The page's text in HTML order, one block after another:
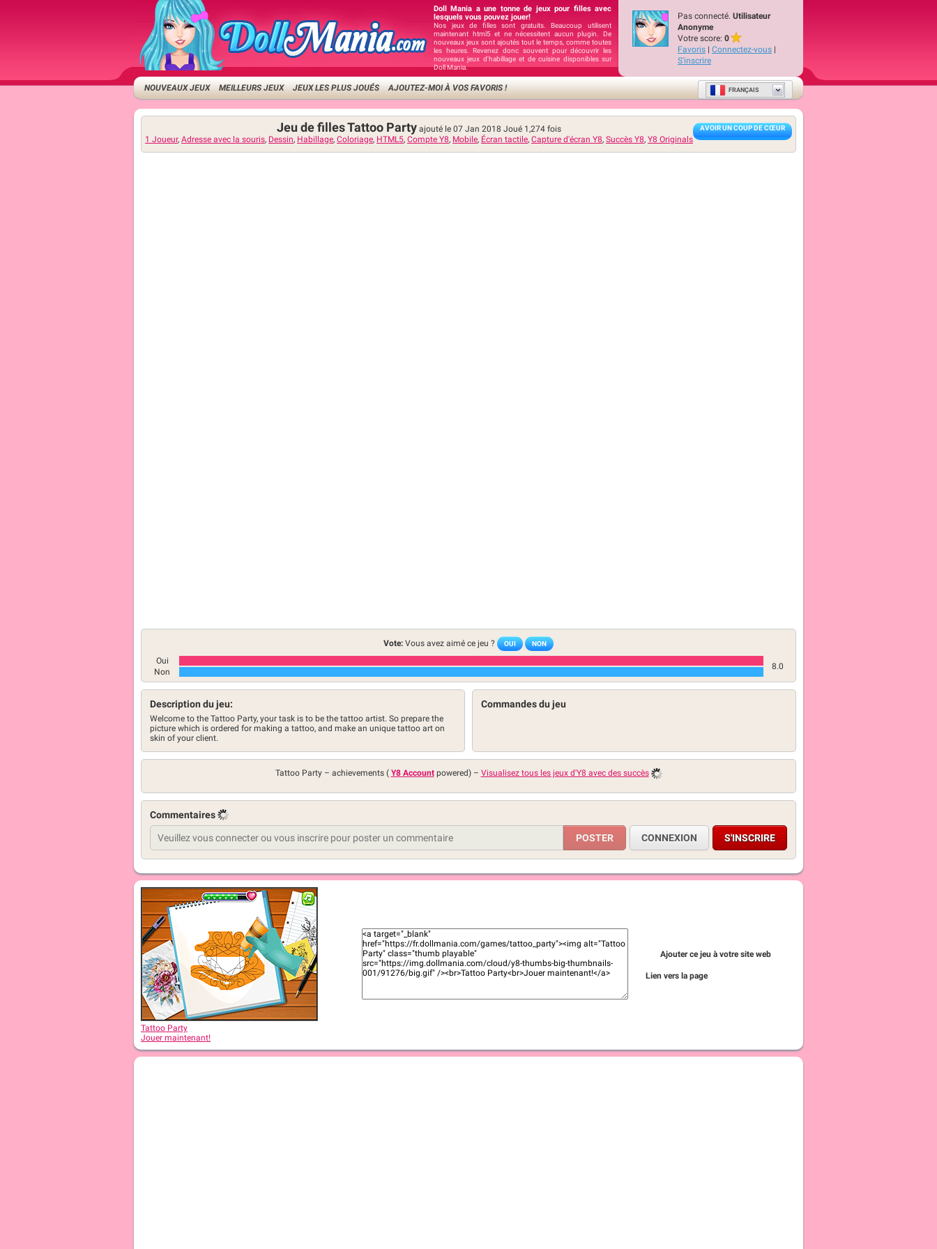
Doll Mania a une tonne de jeux pour filles avec
lesquels vous pouvez jouer!
Nos jeux de filles sont gratuits. Beaucoup utilisent
maintenant html5 et ne nécessitent aucun plugin. De
nouveaux jeux sont ajoutés tout le temps, comme toutes
les heures. Revenez donc souvent pour découvrir les
nouveaux jeux d'habillage et de cuisine disponibles sur
Doll Mania.
Pas connecté. Utilisateur
Anonyme
Votre score: 0
Favoris | Connectez-vous |
S'inscrire
NOUVEAUX JEUX MEILLEURS JEUX JEUX LES PLUS JOUÉS AJOUTEZ-MOI À VOS FAVORIS ! FRANÇAIS
AVOIR UN COUP DE CŒUR
Jeu de filles Tattoo Party ajouté le 07 Jan 2018 Joué 1,274 fois
1 Joueur, Adresse avec la souris, Dessin, Habillage, Coloriage, HTML5, Compte Y8, Mobile, Écran tactile, Capture d'écran Y8, Succès Y8, Y8 Originals
Vote: Vous avez aimé ce jeu ? OUI NON
Oui
8.0
Non
Description du jeu:
Welcome to the Tattoo Party, your task is to be the tattoo artist. So prepare the
picture which is ordered for making a tattoo, and make an unique tattoo art on
skin of your client.
Commandes du jeu
Tattoo Party – achievements ( Y8 Accountpowered) – Visualisez tous les jeux d'Y8 avec des succès
Commentaires
CONNEXION S'INSCRIRE
Tattoo Party
Jouer maintenant!
Ajouter ce jeu à votre site web
Lien vers la page